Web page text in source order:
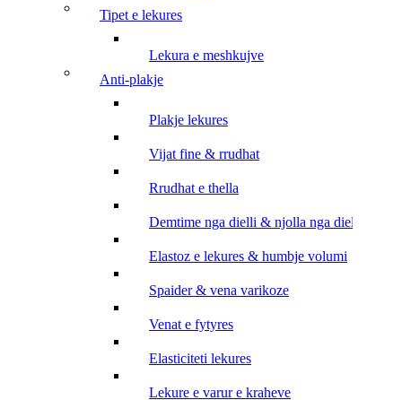
tipet e lekures
lekura e meshkujve
anti-plakje
plakje lekures
vijat fine & rrudhat
rrudhat e thella
demtime nga dielli & njolla nga dielli
elastoz e lekures & humbje volumi
spaider & vena varikoze
venat e fytyres
elasticiteti lekures
lekure e varur e kraheve